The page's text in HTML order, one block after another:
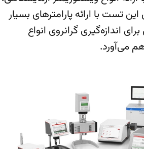
تست با ارائه پارامترهای بسیار
اندازه‌گیری گرانروی انواع
می‌آورد.